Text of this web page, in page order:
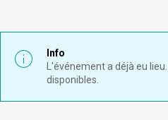
Info
L'événement a déjà eu
disponibles.